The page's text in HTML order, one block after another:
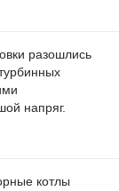
разошлись
напряг.
котлы